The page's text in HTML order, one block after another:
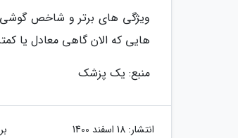
ویژگی های برتر و شاخص گوشی
هایی که الان گاهی معادل یا
منبع: یک پزشک
انتشار: 18 اسفند 1400